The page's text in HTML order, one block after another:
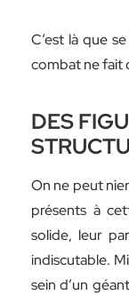
C’est là que
combat ne fait
DES
On ne peut
présents à
solide, leur
indiscutable.
sein d’un